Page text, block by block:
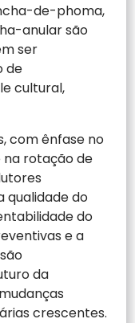
de-phoma,
anular são
ser
de
cultural,
com ênfase no
na rotação de
qualidade do
do
e a
da
crescentes.